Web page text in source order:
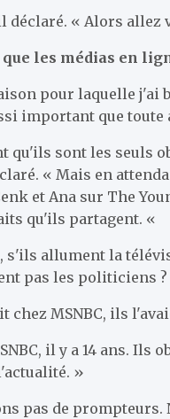
déclaré. « Alors
les médias en
pour laquelle
important que
qu'ils sont les seuls
« Mais en
et Ana sur The
qu'ils partagent. «
allument la
pas les politiciens
chez MSNBC, ils
il y a 14 ans.
»
pas de